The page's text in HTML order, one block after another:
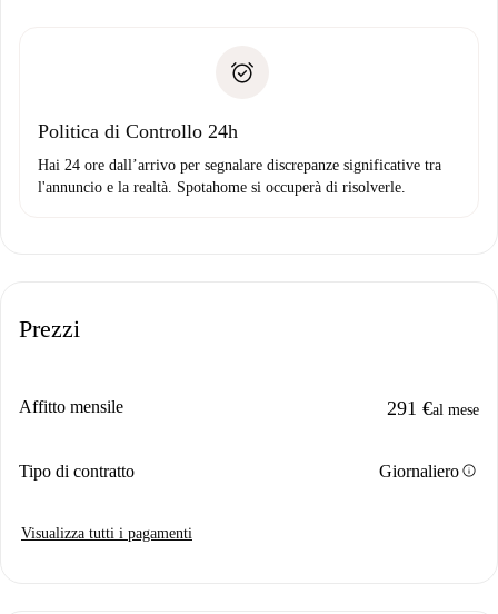
Domiciliazione del pagamento
solo se non segnali problemi.
Politica di Controllo 24h
Hai 24 ore dall’arrivo per segnalare discrepanze significative tra
l'annuncio e la realtà. Spotahome si occuperà di risolverle.
Prezzi
Affitto mensile 291 €al mese
Tipo di contratto Giornalieroinfo
Visualizza tutti i pagamenti